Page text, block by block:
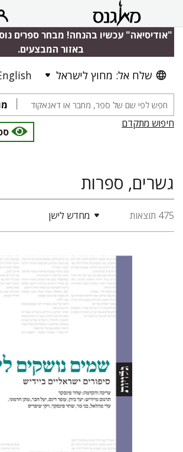
"אודיסיאה" עכשיו בהנחה! מבחר ספרים
באזור המבצעים.
שלח אל: מחוץ לישראל
חיפוש מתקדם
גשרים, ספרות
475 תוצאות מחדש לישן
שחר פינסקר
הנחת אתר ספר מודפס